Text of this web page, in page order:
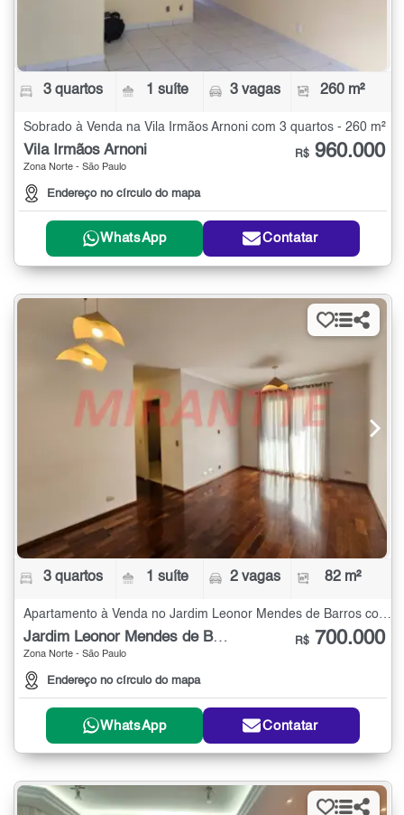
3 quartos 1 suíte 3 vagas 260 m²
Sobrado à Venda na Vila Irmãos Arnoni com 3 quartos - 260 m²
Vila Irmãos Arnoni
Zona Norte - São Paulo
Endereço no círculo do mapa
R$ 960.000
WhatsApp Contatar
3 quartos 1 suíte 2 vagas 82 m²
Jardim Leonor Mendes de Barros
Zona Norte - São Paulo
Endereço no círculo do mapa
R$ 700.000
WhatsApp Contatar